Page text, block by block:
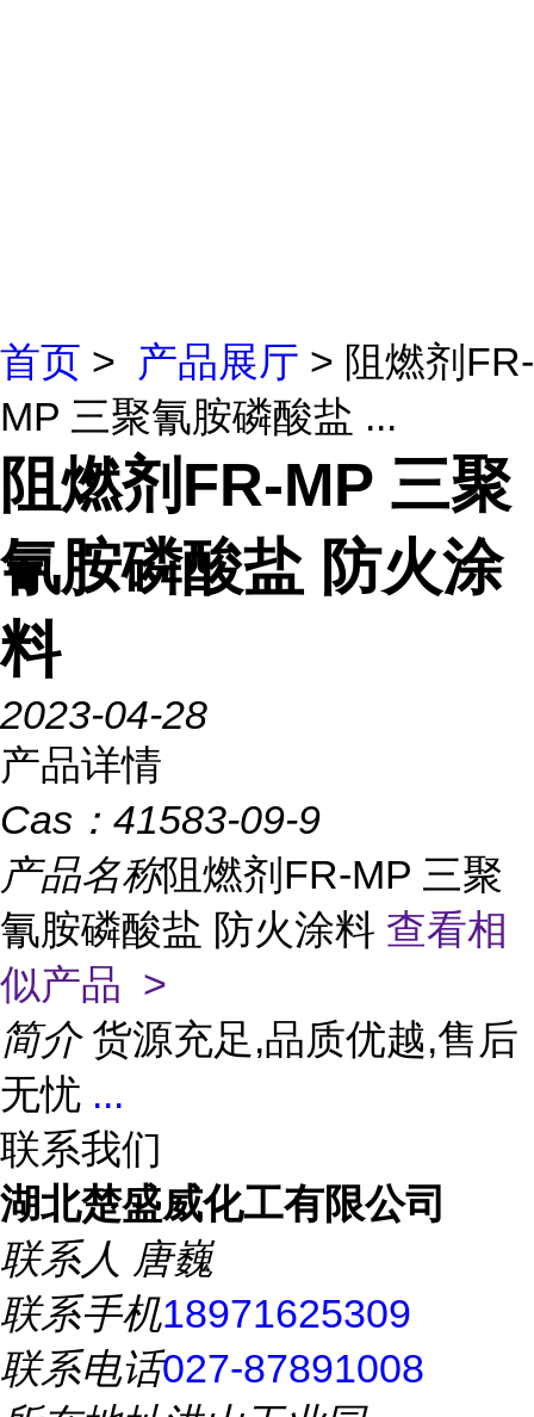
首页 > 产品展厅 > 阻燃剂FR-
MP 三聚氰胺磷酸盐 ...
阻燃剂FR-MP 三聚
氰胺磷酸盐 防火涂
料
2023-04-28
产品详情
Cas： 41583-09-9
产品名称阻燃剂FR-MP 三聚
氰胺磷酸盐 防火涂料 查看相
似产品 >
简介 货源充足,品质优越,售后
无忧 ...
联系我们
湖北楚盛威化工有限公司
联系人 唐巍
联系手机18971625309
联系电话027-87891008